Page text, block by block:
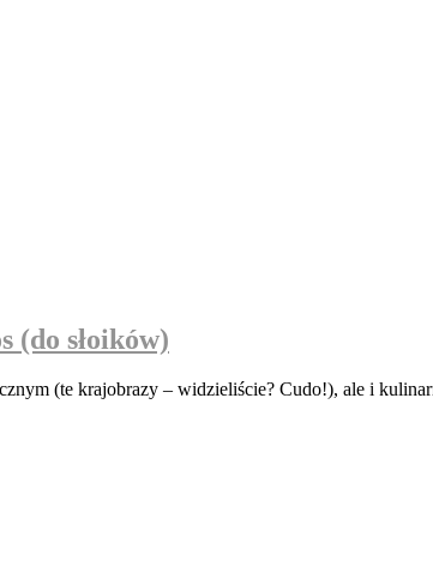
(do słoików)
(te krajobrazy – widzieliście? Cudo!), ale i